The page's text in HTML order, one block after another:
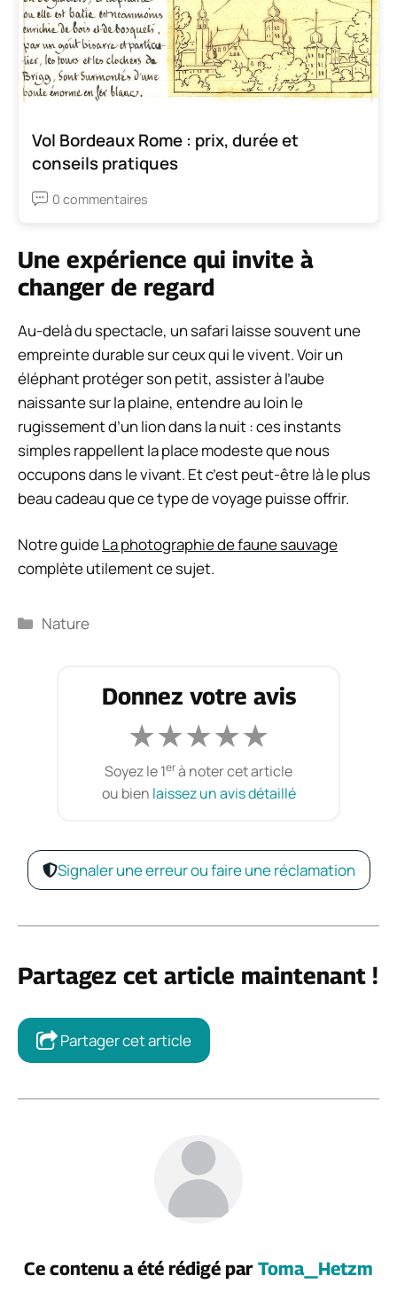
Vol Bordeaux Rome : prix, durée et
conseils pratiques
0 commentaires
Une expérience qui invite à
changer de regard
Au-delà du spectacle, un safari laisse souvent une
empreinte durable sur ceux qui le vivent. Voir un
éléphant protéger son petit, assister à l’aube
naissante sur la plaine, entendre au loin le
rugissement d’un lion dans la nuit : ces instants
simples rappellent la place modeste que nous
occupons dans le vivant. Et c’est peut-être là le plus
beau cadeau que ce type de voyage puisse offrir.
Notre guideLa photographie de faune sauvage
complète utilement ce sujet.
Catégories
Nature
Donnez votre avis
★★★★★
Soyez le 1erà noter cet article
ou bien laissez un avis détaillé
Signaler une erreur ou faire une réclamation
Partagez cet article maintenant !
Partager cet article
Ce contenu a été rédigé par Toma_Hetzm